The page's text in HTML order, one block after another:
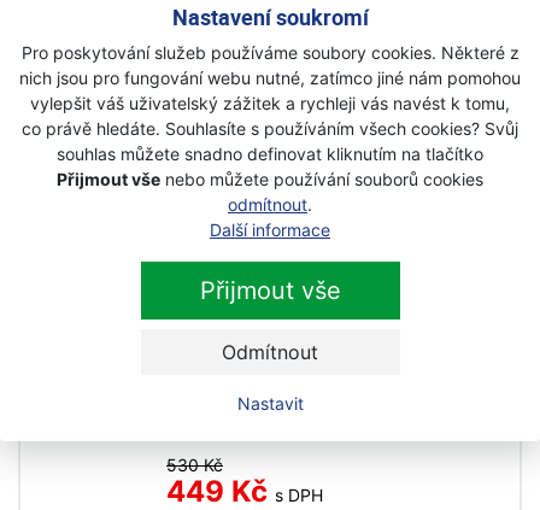
Nastavení soukromí
Pro poskytování služeb používáme soubory cookies. Některé z
nich jsou pro fungování webu nutné, zatímco jiné nám pomohou
vylepšit váš uživatelský zážitek a rychleji vás navést k tomu,
co právě hledáte. Souhlasíte s používáním všech cookies? Svůj
souhlas můžete snadno definovat kliknutím na tlačítko
Přijmout vše nebo můžete používání souborů cookies
odmítnout.
Další informace
Přijmout vše
Odmítnout
Nastavit
Skladem
1 599 Kč
1 199 Kč s DPH
Fiskars 21” Pila rámová 124800
Akce
Skladem
399 Kč s DPH
Fiskars 24” Pila rámová 124810
530 Kč
449 Kč s DPH